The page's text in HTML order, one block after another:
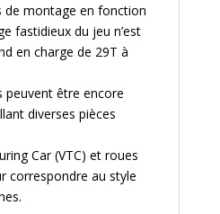
montage en fonction
fastidieux du jeu n’est
en charge de 29T à
peuvent être encore
diverses pièces
Car (VTC) et roues
correspondre au style